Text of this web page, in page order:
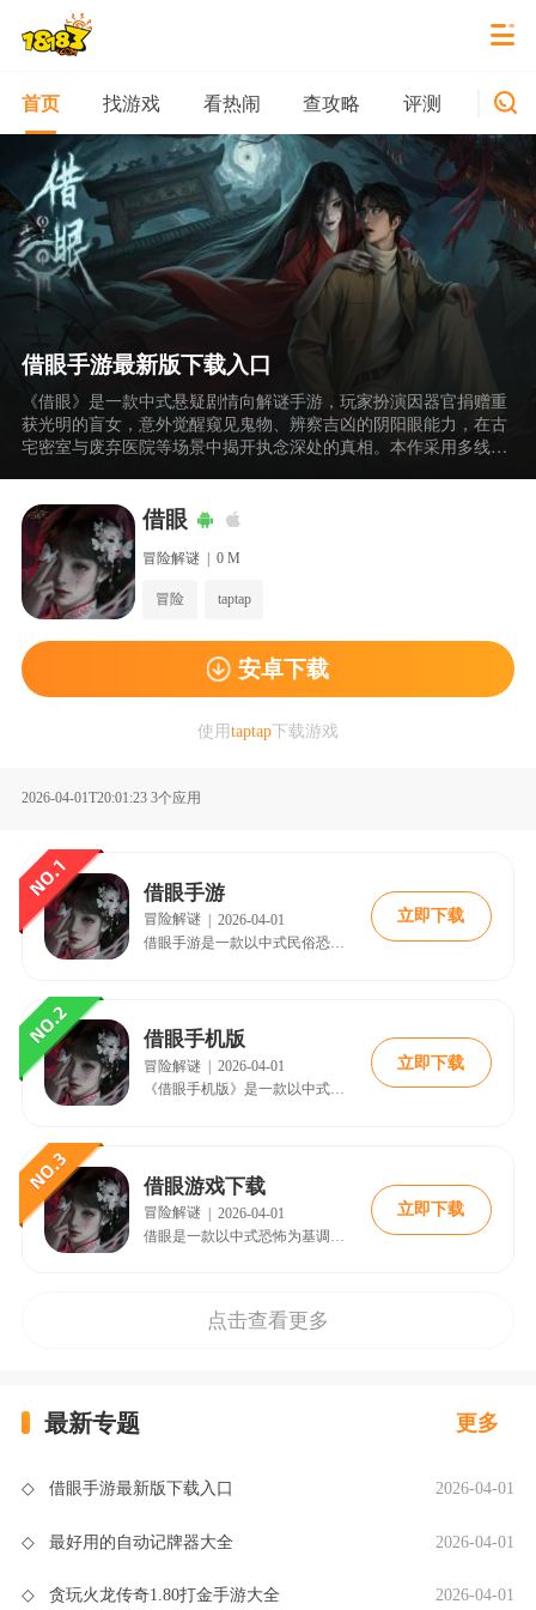
首页 找游戏 看热闹 查攻略 评测 新游
借眼手游最新版下载入口
《借眼》是一款中式悬疑剧情向解谜手游，玩家扮演因器官捐赠重
获光明的盲女，意外觉醒窥见鬼物、辨察吉凶的阴阳眼能力，在古
宅密室与废弃医院等场景中揭开执念深处的真相。本作采用多线叙
借眼
冒险解谜 | 0 M
冒险 taptap
安卓下载
使用taptap下载游戏
2026-04-01T20:01:23 3个应用
借眼手游
冒险解谜 | 2026-04-01
借眼手游是一款以中式民俗恐怖为背景的沉浸式解谜冒险手游。玩家将扮演一位因接受眼角膜捐赠而重获光明的盲女，但重见天日的那一刻，世界在她眼中却发生了诡异的变化。
立即下载
借眼手机版
冒险解谜
2026-04-01
《借眼手机版》是一款以中式民俗悬疑为背景的沉浸式解谜冒险手游。在游戏中，玩家将扮演一位因接受器官捐赠而重获光明的女主角，但这双新的眼睛却是能窥见鬼物、辨察吉凶的“阴阳眼”。
立即下载
借眼游戏下载
冒险解谜 | 2026-04-01
立即下载
点击查看更多
最新专题 更多
◇ 借眼手游最新版下载入口 2026-04-01
◇ 最好用的自动记牌器大全 2026-04-01
◇ 贪玩火龙传奇1.80打金手游大全 2026-04-01